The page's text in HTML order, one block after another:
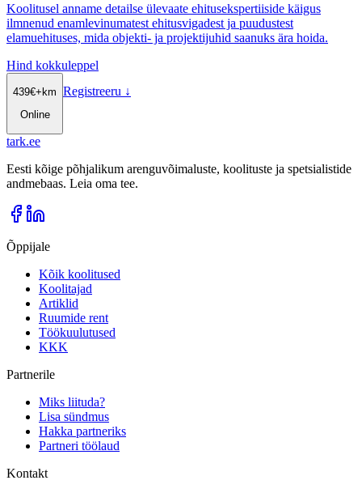
Koolitusel anname detailse ülevaate ehitusekspertiiside käigus
ilmnenud enamlevinumatest ehitusvigadest ja puudustest
elamuehituses, mida objekti- ja projektijuhid saanuks ära hoida.
Hind kokkuleppel
439€+km
Online
Registreeru ↓
tark.ee
Eesti kõige põhjalikum arenguvõimaluste, koolituste ja spetsialistide
andmebaas. Leia oma tee.
Õppijale
Kõik koolitused
Koolitajad
Artiklid
Ruumide rent
Töökuulutused
KKK
Partnerile
Miks liituda?
Lisa sündmus
Hakka partneriks
Partneri töölaud
Kontakt